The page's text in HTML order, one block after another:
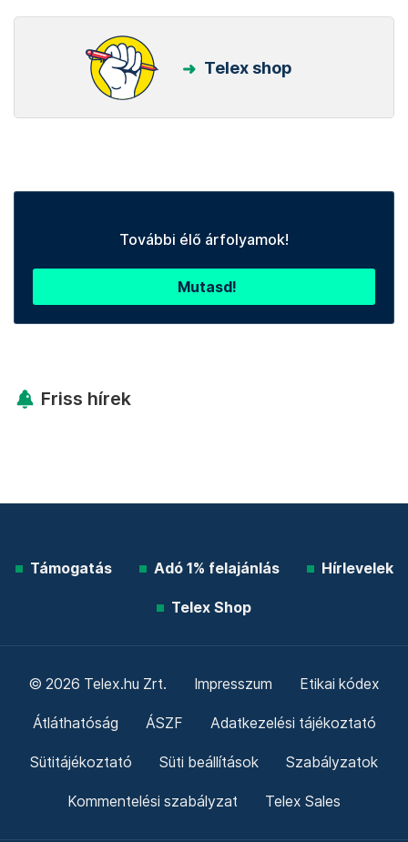
Telex shop
További élő árfolyamok!
Mutasd!
Friss hírek
Támogatás Adó 1% felajánlás Hírlevelek
Telex Shop
© 2026 Telex.hu Zrt. Impresszum Etikai kódex
Átláthatóság ÁSZF Adatkezelési tájékoztató
Sütitájékoztató Süti beállítások Szabályzatok
Kommentelési szabályzat Telex Sales